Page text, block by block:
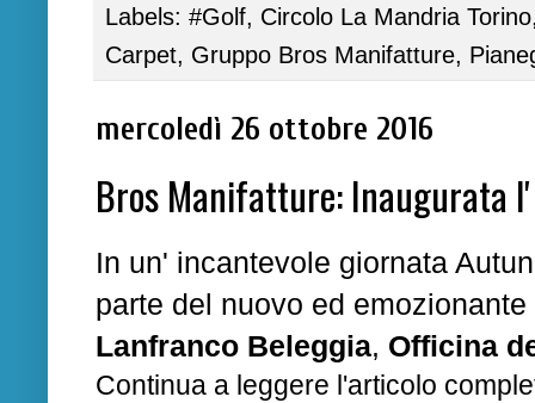
Labels: #Golf, Circolo La Mandria Torino
Carpet, Gruppo Bros Manifatture,
mercoledì 26 ottobre 2016
Bros Manifatture: Inaugurata
In un' incantevole giornata
parte del nuovo ed
Lanfranco Beleggia, Officina
Continua a leggere l'articolo